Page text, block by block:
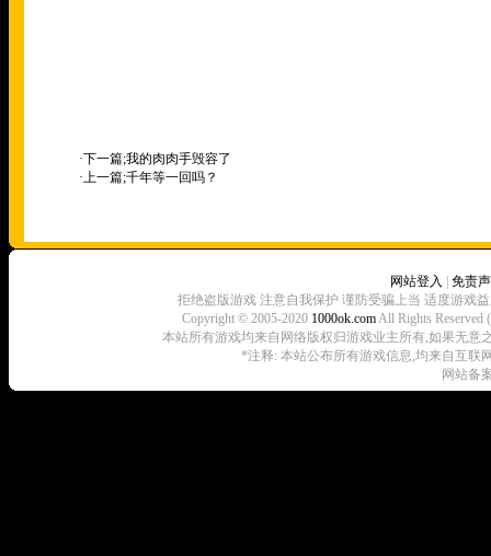
·下一篇;我的肉肉手毁容了
·上一篇;千年等一回吗？
网站登入
免责
拒绝盗版游戏 注意自我保护 谨防受骗上当 适度游戏
Copyright © 2005-2020 1000ok.comAll Rights
本站所有游戏均来自网络版权归游戏业主所有,如果无意
*注释: 本站公布所有游戏信息,均来自互联
网站备